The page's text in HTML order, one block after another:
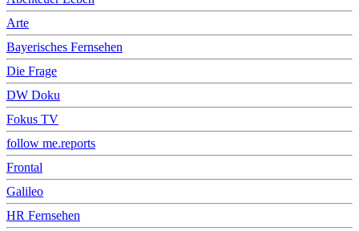
Arte
Bayerisches Fernsehen
Die Frage
DW Doku
Fokus TV
follow me.reports
Frontal
Galileo
HR Fernsehen